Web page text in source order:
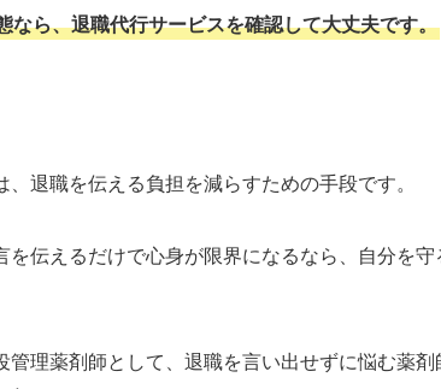
なら、退職代行サービスを確認して大丈夫です。
、退職を伝える負担を減らすための手段です。
を伝えるだけで心身が限界になるなら、自分を
管理薬剤師として、退職を言い出せずに悩む薬